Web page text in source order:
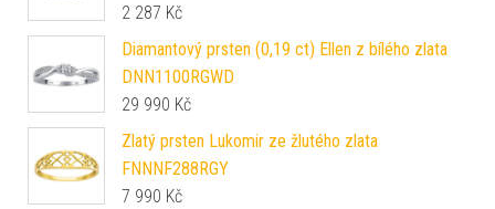
2 287 Kč
Diamantový prsten (0,19 ct) Ellen z bílého zlata
DNN1100RGWD
29 990 Kč
Zlatý prsten Lukomir ze žlutého zlata
FNNNF288RGY
7 990 Kč